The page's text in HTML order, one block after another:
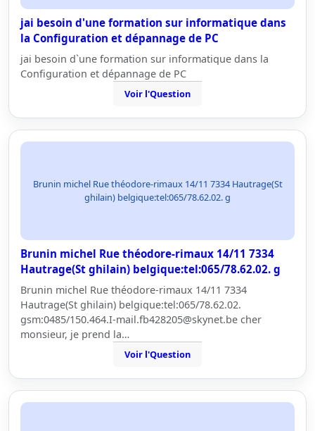
jai besoin d'une formation sur informatique dans
la Configuration et dépannage de PC
jai besoin d`une formation sur informatique dans la
Configuration et dépannage de PC
Voir l'Question
Brunin michel Rue théodore-rimaux 14/11 7334 Hautrage(St
ghilain) belgique:tel:065/78.62.02. g
Brunin michel Rue théodore-rimaux 14/11 7334
Hautrage(St ghilain) belgique:tel:065/78.62.02. g
Brunin michel Rue théodore-rimaux 14/11 7334
Hautrage(St ghilain) belgique:tel:065/78.62.02.
gsm:0485/150.464.I-mail.fb428205@skynet.be cher
monsieur, je prend la…
Voir l'Question